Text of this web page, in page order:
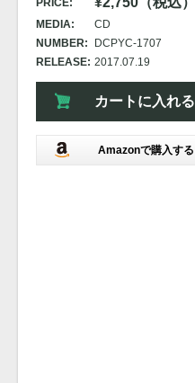
PRICE:
MEDIA:
CD
NUMBER:
DCPYC-1707
RELEASE: 2017.07.19
カートに入れる
Amazonで購入する